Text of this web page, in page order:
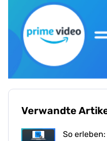
Verwandte
So